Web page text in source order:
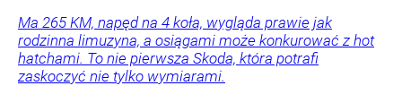
Ma 265 KM, napęd na 4 koła, wygląda prawie jak
rodzinna limuzyna, a osiągami może konkurować z hot
hatchami. To nie pierwsza Skoda, która potrafi
zaskoczyć nie tylko wymiarami.